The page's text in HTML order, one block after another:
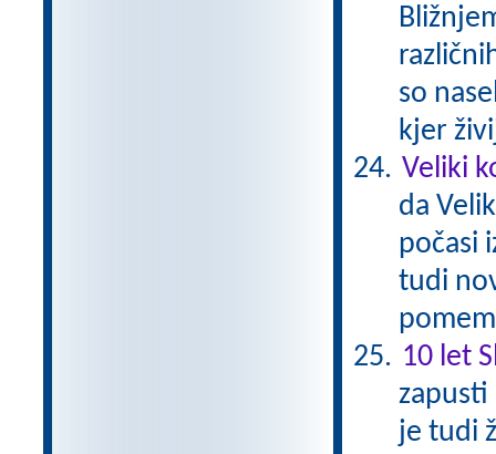
so
kjer
Veliki
da
počasi
tudi
10 let
zapusti
je tudi